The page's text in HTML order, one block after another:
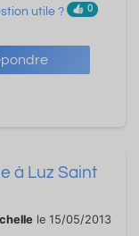
utile ? 0
à Luz Saint
le 15/05/2013